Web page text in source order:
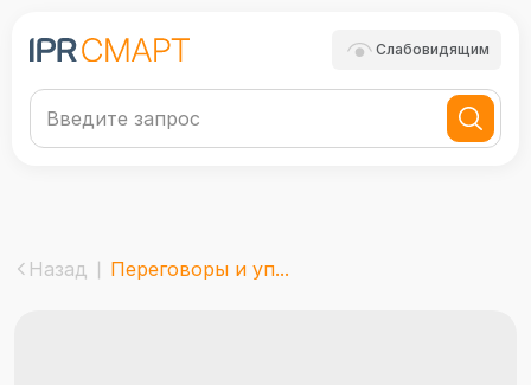
Слабовидящим
Назад Переговоры и уп...